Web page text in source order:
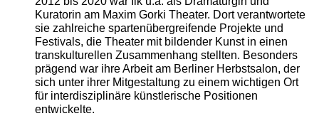
Kuratorin am Maxim Gorki Theater. Dort verantwortete
sie zahlreiche spartenübergreifende Projekte und
Festivals, die Theater mit bildender Kunst in einen
transkulturellen Zusammenhang stellten. Besonders
prägend war ihre Arbeit am Berliner Herbstsalon, der
sich unter ihrer Mitgestaltung zu einem wichtigen Ort
für interdisziplinäre künstlerische Positionen
entwickelte.